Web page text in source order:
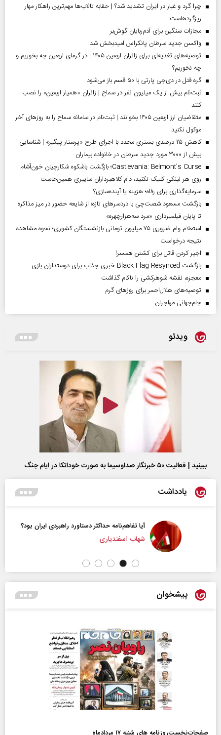
چرا گرد و غبار در ایران تشدید شد؟ | حقابه تالاب‌ها مهم‌ترین راهکار مهار
ریزگردهاست
مجازات سنگین برای آدم‌ربایان گوش‌بر
واکسن جدید سرطان پانکراس امیدبخش شد
توصیه‌های تغذیه‌ای برای زائران اربعین ۱۴۰۵ | در گرمای اربعین چه بخوریم و
چه نخوریم؟
گره قتل در دی‌جی پارتی با ۵۰ قسم باز می‌شود
ثبت‌نام بیش از یک میلیون نفر در سماح | زائران «همیار اربعین» را نصب
کنند
متقاضیان ارز اربعین ۱۴۰۵ بخوانند | ثبت‌نام در سامانه سماح را به روز‌های آخر
موکول نکنید
کاهش ۲۵ درصدی بستری مجدد با اجرای طرح «پرستار پیگیر» | شناسایی
بیش از ۳۰۰۰ مورد جدید سرطان در خانواده بیماران
Castlevania: Belmont’s Curse؛ بازگشت باشکوه شکارچیان خون‌آشام
روی هر لینکی کلیک نکنید، دام کلاهبرداران سایبری همین‌جاست
سرمایه‌گذاری برای رفاه؛ هزینه یا آینده‌سازی؟
بازگشت مسعود شصت‌چی با دردسر‌های تازه؛ از شایعه حضور در میز مذاکره
تا پایان فیلمبرداری «مرد سه‌هزارچهره»
استعلام وام ضروری ۷۵ میلیون تومانی بازنشستگان کشوری؛ نحوه مشاهده
نتیجه درخواست
اجیر کردن قاتل برای کشتن همسر!
بازگشت Black Flag Resynced خبری جذاب برای دوستداران بازی
معجزه، نقشه شوهرکشی را ناکام گذاشت
توصیه‌های هلال‌احمر برای روز‌های گرم
جام‌جهانی مهاجران
ویدئو
ببینید | فعالیت ۵۰ خبرنگار صداوسیما به صورت خوداتکا در ایام جنگ
یادداشت
آیا تفاهم‌نامه حداکثر دستاورد راهبردی ایران بود؟
شهاب اسفندیاری
پیشخوان
صفحات‌نخست‌روزنامه ها‌ی شنبه ۱۷ مردادماه